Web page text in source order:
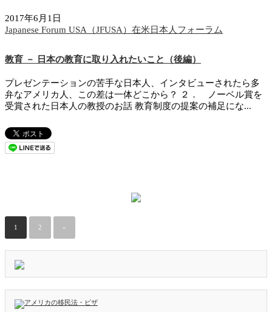
2017年6月1日
Japanese Forum USA（JFUSA）在米日本人フォーラム
教育 － 日本の教育に取り入れたいこと（後編）
プレゼンテーションの苦手な日本人、インタビューされたら多
弁なアメリカ人、この差は一体どこから？ ２． ノーベル賞を
受賞された日本人の教授のお話 教育制度の提案の補足にな...
1 2 »